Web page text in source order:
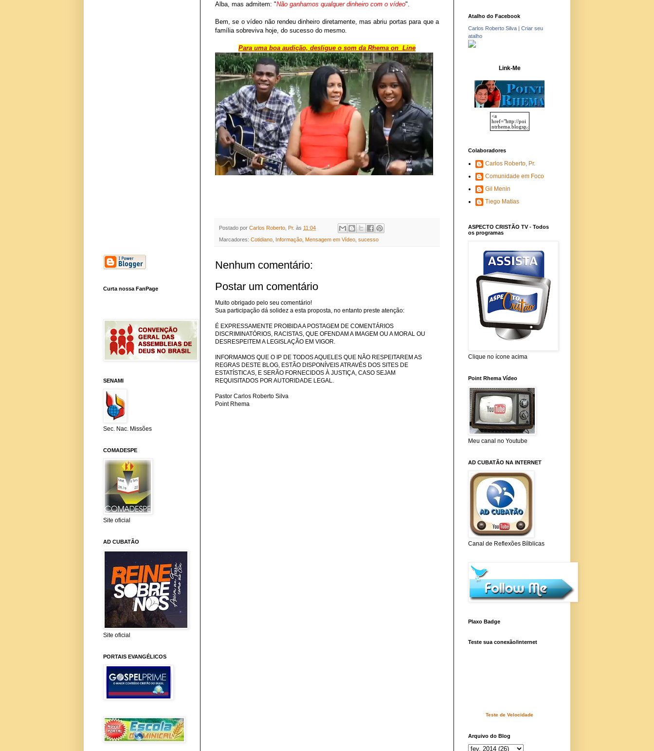
Alba, mas admitem: "Não ganhamos qualquer dinheiro com o vídeo".
Bem, se o vídeo não rendeu dinheiro diretamente, mas abriu portas para que a
família sobreviva hoje, do sucesso do mesmo.
Para uma boa audição, desligue o som da Rhema on Line
Postado por Carlos Roberto, Pr. às 11:04
Marcadores: Cotidiano Informação Mensagem em Vídeo sucesso
Nenhum comentário:
Postar um comentário
Muito obrigado pelo seu comentário!
Sua participação dá solidez a esta proposta, no entanto preste atenção:
É EXPRESSAMENTE PROIBIDA A POSTAGEM DE COMENTÁRIOS
DISCRIMINATÓRIOS, RACISTAS, QUE OFENDAM A IMAGEM OU A MORAL OU
DESRESPEITEM A LEGISLAÇÃO EM VIGOR.
INFORMAMOS QUE O IP DE TODOS AQUELES QUE NÃO RESPEITAREM AS
REGRAS DESTE BLOG, ESTÃO DISPONÍVEIS ATRAVÉS DOS SITES DE
ESTATÍSTICAS, E SERÃO FORNECIDOS À JUSTIÇA, CASO SEJAM
REQUISITADOS POR AUTORIDADE LEGAL.
Pastor Carlos Roberto Silva
Point Rhema
Curta nossa FanPage
SENAMI
Sec. Nac. Missões
COMADESPE
Site oficial
AD CUBATÃO
Site oficial
PORTAIS EVANGÉLICOS
Atalho do Facebook
Carlos Roberto Silva | Criar seu
atalho
Link-Me
Colaboradores
Carlos Roberto, Pr.
Comunidade em Foco
Gil Menin
Tiego Matias
ASPECTO CRISTÃO TV - Todos
os programas
Clique no ícone acima
Point Rhema Vídeo
Meu canal no Youtube
AD CUBATÃO NA INTERNET
Canal de Reflexões Bílblicas
Plaxo Badge
Teste sua conexão/internet
Teste de Velocidade
Arquivo do Blog